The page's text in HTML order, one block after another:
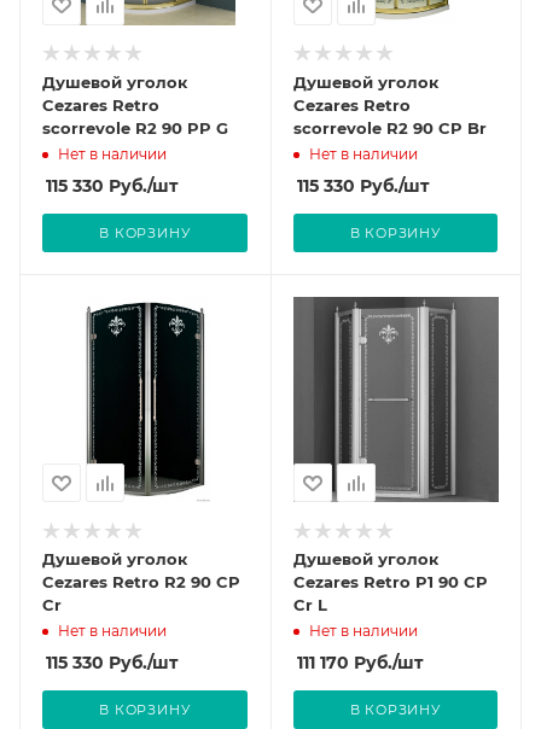
Душевой уголок
Cezares Retro
scorrevole R2 90 PP G
Нет в наличии
115 330 Руб./шт
В КОРЗИНУ
Душевой уголок
Cezares Retro
scorrevole R2 90 CP Br
Нет в наличии
115 330 Руб./шт
В КОРЗИНУ
Душевой уголок
Cezares Retro R2 90 CP
Cr
Нет в наличии
115 330 Руб./шт
В КОРЗИНУ
Душевой уголок
Cezares Retro P1 90 CP
Cr L
Нет в наличии
111 170 Руб./шт
В КОРЗИНУ